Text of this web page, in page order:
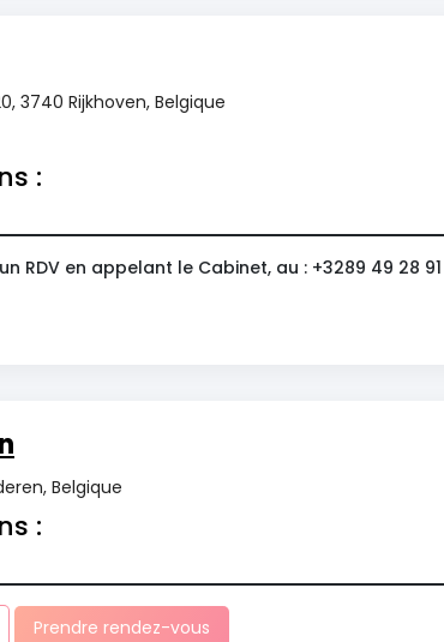
3740 Rijkhoven, Belgique
:
RDV en appelant le Cabinet, au : +3289 49 28 91
Belgique
:
Prendre rendez-vous